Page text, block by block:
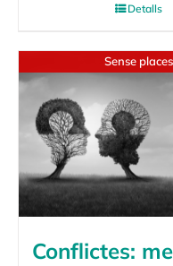
Detalls
Sense places
Conflictes: